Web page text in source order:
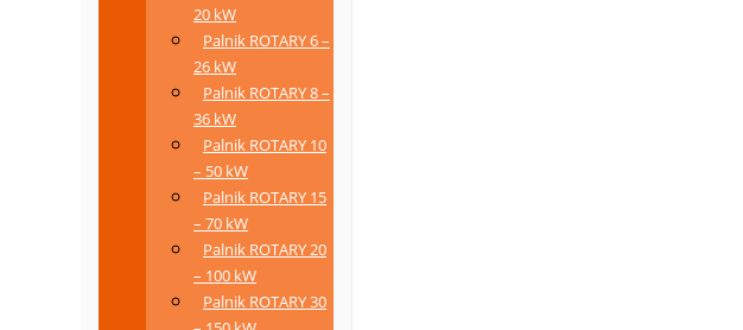
20 kW
Palnik ROTARY 6 –
26 kW
Palnik ROTARY 8 –
36 kW
Palnik ROTARY 10
– 50 kW
Palnik ROTARY 15
– 70 kW
Palnik ROTARY 20
– 100 kW
Palnik ROTARY 30